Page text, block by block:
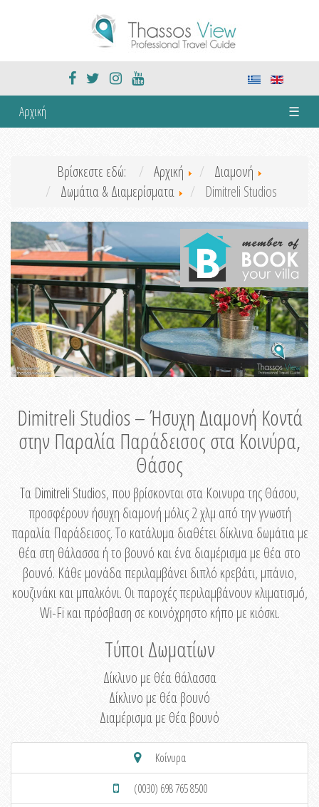
Αρχική ☰
Βρίσκεστε εδώ: Αρχική
Διαμονή
Δωμάτια & Διαμερίσματα
Dimitreli Studios
Dimitreli Studios – Ήσυχη Διαμονή Κοντά
στην Παραλία Παράδεισος στα Κοινύρα,
Θάσος
Τα Dimitreli Studios, που βρίσκονται στα Κοινυρα της Θάσου,
προσφέρουν ήσυχη διαμονή μόλις 2 χλμ από την γνωστή
παραλία Παράδεισος. Το κατάλυμα διαθέτει δίκλινα δωμάτια με
θέα στη θάλασσα ή το βουνό και ένα διαμέρισμα με θέα στο
βουνό. Κάθε μονάδα περιλαμβάνει διπλό κρεβάτι, μπάνιο,
κουζινάκι και μπαλκόνι. Οι παροχές περιλαμβάνουν κλιματισμό,
Wi-Fi και πρόσβαση σε κοινόχρηστο κήπο με κιόσκι.
Τύποι Δωματίων
Δίκλινο με θέα θάλασσα
Δίκλινο με θέα βουνό
Διαμέρισμα με θέα βουνό
Κοίνυρα
(0030) 698 765 8500